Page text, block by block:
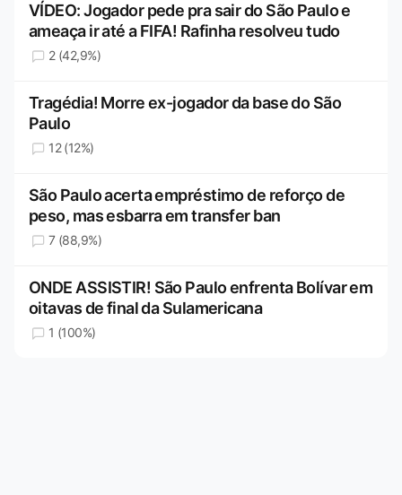
VÍDEO: Jogador pede pra sair do São Paulo e
ameaça ir até a FIFA! Rafinha resolveu tudo
2 (42,9%)
Tragédia! Morre ex-jogador da base do São
Paulo
12 (12%)
São Paulo acerta empréstimo de reforço de
peso, mas esbarra em transfer ban
7 (88,9%)
ONDE ASSISTIR! São Paulo enfrenta Bolívar em
oitavas de final da Sulamericana
1 (100%)